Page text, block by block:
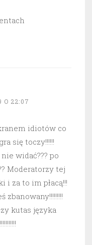
O 22:07
idiotów co
się toczy!!!!!!
widać??? po
Moderatorzy tej
za to im płacą!!!
zbanowany!!!!!!!!!
kutas języka